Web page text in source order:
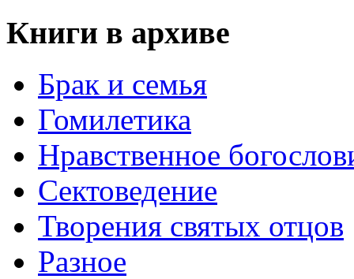
Книги в архиве
Брак и семья
Гомилетика
Нравственное
Сектоведение
Творения святых отцов
Разное